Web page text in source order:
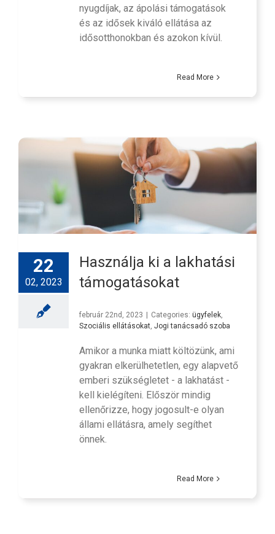
nyugdíjak, az ápolási támogatások
és az idősek kiváló ellátása az
idősotthonokban és azokon kívül.
Read More
22
02, 2023
Használja ki a lakhatási
támogatásokat
február 22nd, 2023 | Categories: ügyfelek
Szociális ellátásokat Jogi tanácsadó szoba
Amikor a munka miatt költözünk, ami
gyakran elkerülhetetlen, egy alapvető
emberi szükségletet - a lakhatást -
kell kielégíteni. Először mindig
ellenőrizze, hogy jogosult-e olyan
állami ellátásra, amely segíthet
önnek.
Read More